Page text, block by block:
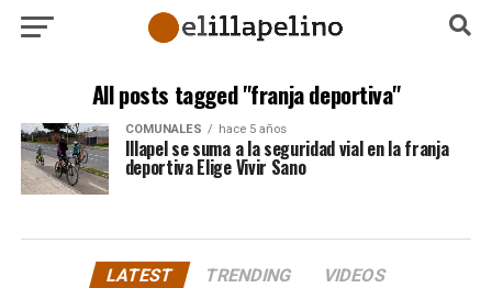
All posts tagged "franja deportiva"
COMUNALES hace 5 años
Illapel se suma a la seguridad vial en la franja
deportiva Elige Vivir Sano
LATEST TRENDING VIDEOS